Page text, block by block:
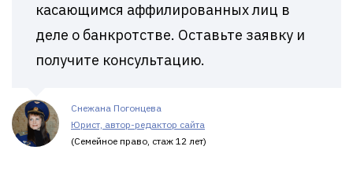
касающимся аффилированных лиц в
деле о банкротстве. Оставьте заявку и
получите консультацию.
Снежана Погонцева
Юрист, автор-редактор сайта
(Семейное право, стаж 12 лет)